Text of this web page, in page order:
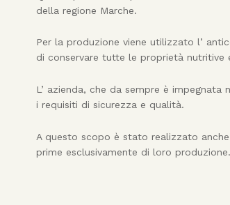
della regione Marche.
Per la produzione viene utilizzato l’
di conservare tutte le proprietà nutritive
L’ azienda, che da sempre è
i requisiti di sicurezza e qualità.
A questo scopo è stato realizzato
prime esclusivamente di loro produzione.